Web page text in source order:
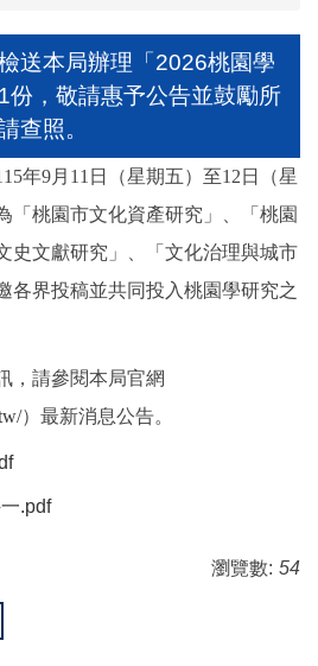
送本局辦理「2026桃園學
份，敬請惠予公告並鼓勵所
查照。
年9月11日（星期五）至12日（星
「桃園市文化資產研究」、「桃園
史文獻研究」、「文化治理與城市
各界投稿並共同投入桃園學研究之
，請參閱本局官網
）最新消息公告。
.pdf
瀏覽數: 54